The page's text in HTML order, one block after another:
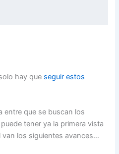
hay que seguir estos
entre que se buscan los
tener ya la primera vista
van los siguientes avances…